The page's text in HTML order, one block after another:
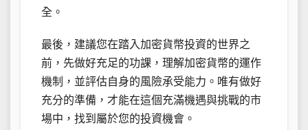
全。
最後，建議您在踏入加密貨幣投資的世界之
前，先做好充足的功課，理解加密貨幣的運作
機制，並評估自身的風險承受能力。唯有做好
充分的準備，才能在這個充滿機遇與挑戰的市
場中，找到屬於您的投資機會。